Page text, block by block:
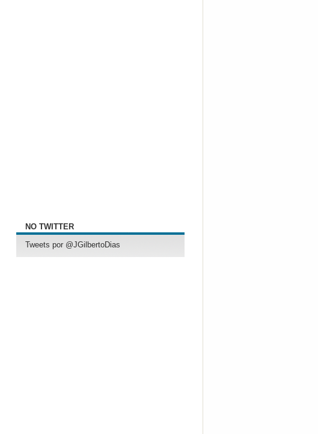
NO TWITTER
Tweets por @JGilbertoDias